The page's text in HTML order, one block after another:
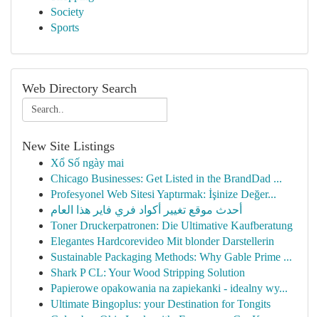
Society
Sports
Web Directory Search
New Site Listings
Xổ Số ngày mai
Chicago Businesses: Get Listed in the BrandDad ...
Profesyonel Web Sitesi Yaptırmak: İşinize Değer...
أحدث موقع تغيير أكواد فري فاير هذا العام
Toner Druckerpatronen: Die Ultimative Kaufberatung
Elegantes Hardcorevideo Mit blonder Darstellerin
Sustainable Packaging Methods: Why Gable Prime ...
Shark P CL: Your Wood Stripping Solution
Papierowe opakowania na zapiekanki - idealny wy...
Ultimate Bingoplus: your Destination for Tongits